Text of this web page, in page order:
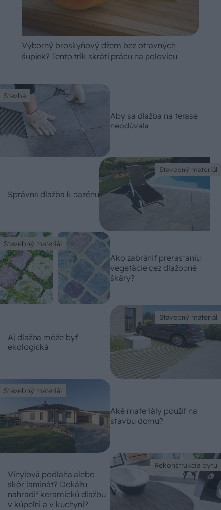
Výborný broskyňový džem bez otravných
šupiek? Tento trik skráti prácu na polovicu
Stavba
Aby sa dlažba na terase
neodúvala
Stavebný materiál
Správna dlažba k bazénu
Stavebný materiál
Ako zabrániť prerastaniu
vegetácie cez dlažobné
škáry?
Stavebný materiál
Aj dlažba môže byť
ekologická
Stavebný materiál
Aké materiály použiť na
stavbu domu?
Rekonštrukcia bytu
Vinylová podlaha alebo
skôr laminát? Dokážu
nahradiť keramickú dlažbu
v kúpeľni a v kuchyni?